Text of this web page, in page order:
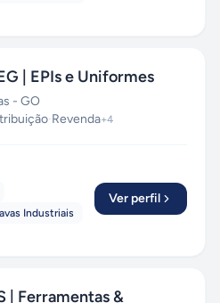
| EPIs e Uniformes
- GO
·Revenda+4
Industriais
Ver perfil
| Ferramentas &